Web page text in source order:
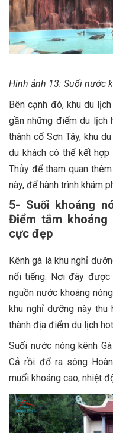
Hình ảnh 13: Suối nước
Bên cạnh đó, khu du
gần những điểm du lịch
thành cổ Sơn Tây, khu
du khách có thể kết hợp
Thủy để tham quan
này, để hành trình khám
5- Suối khoáng
Điểm tắm
cực đẹp
Kênh gà là khu nghỉ
nổi tiếng. Nơi đây
nguồn nước khoáng
khu nghỉ dưỡng này thu
thành địa điểm du lịch
Suối nước nóng kênh
Cả rồi đổ ra sông
muối khoáng cao, nhiệt